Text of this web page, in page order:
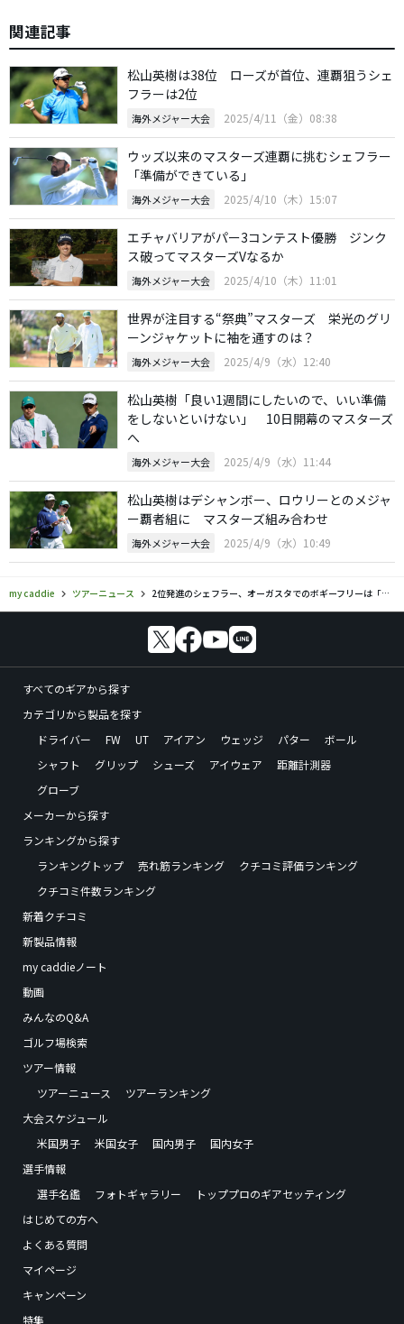
関連記事
松山英樹は38位 ローズが首位、連覇狙うシェ
フラーは2位
海外メジャー大会 2025/4/11（金）08:38
ウッズ以来のマスターズ連覇に挑むシェフラー
「準備ができている」
海外メジャー大会 2025/4/10（木）15:07
エチャバリアがパー3コンテスト優勝 ジンク
ス破ってマスターズVなるか
海外メジャー大会 2025/4/10（木）11:01
世界が注目する“祭典”マスターズ 栄光のグリ
ーンジャケットに袖を通すのは？
海外メジャー大会 2025/4/9（水）12:40
松山英樹「良い1週間にしたいので、いい準備
をしないといけない」 10日開幕のマスターズ
へ
海外メジャー大会 2025/4/9（水）11:44
松山英樹はデシャンボー、ロウリーとのメジャ
ー覇者組に マスターズ組み合わせ
海外メジャー大会 2025/4/9（水）10:49
my caddie ツアーニュース 2位発進のシェフラー、オーガスタでのボギーフリーは「価値がある」
すべてのギアから探す
カテゴリから製品を探す
ドライバー
FW UT アイアン ウェッジ パター
ボール
シャフト
グリップ シューズ アイウェア
距離計測器
グローブ
メーカーから探す
ランキングから探す
ランキングトップ
売れ筋ランキング
クチコミ評価ランキング
クチコミ件数ランキング
新着クチコミ
新製品情報
my caddieノート
動画
みんなのQ&A
ゴルフ場検索
ツアー情報
ツアーニュース
ツアーランキング
大会スケジュール
米国男子
米国女子 国内男子
国内女子
選手情報
選手名鑑
フォトギャラリー
トッププロのギアセッティング
はじめての方へ
よくある質問
マイページ
キャンペーン
特集